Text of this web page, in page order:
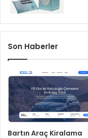
Son Haberler
Bartın Araç Kiralama